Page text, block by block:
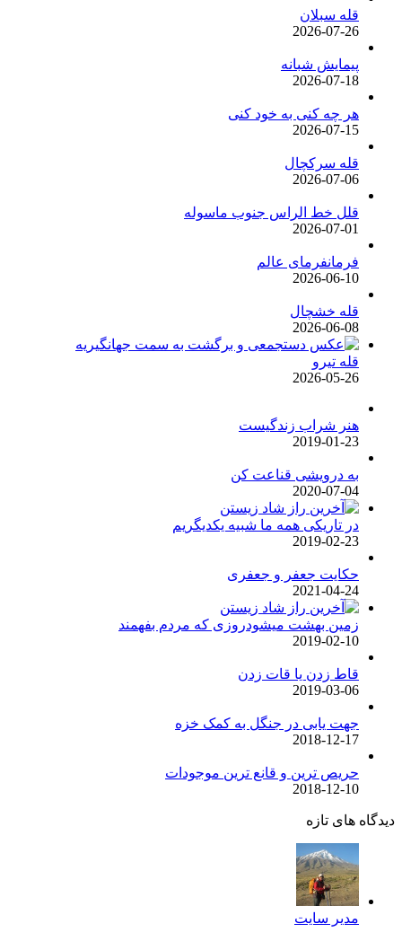
قله سبلان
2026-07-26
پیمایش شبانه
2026-07-18
هر چه کنی به خود کنی
2026-07-15
قله سرکچال
2026-07-06
قلل خط الراس جنوب ماسوله
2026-07-01
فرمانفرمای عالم
2026-06-10
قله خشچال
2026-06-08
قله تیرو
2026-05-26
هنر شراب زندگیست
2019-01-23
به درویشی قناعت کن
2020-07-04
در تاریکی همه ما شبیه یکدیگریم
2019-02-23
حکایت جعفر و جعفری
2021-04-24
زمین بهشت میشودروزی که مردم بفهمند
2019-02-10
قاط زدن یا قات زدن
2019-03-06
جهت یابی در جنگل به کمک خزه
2018-12-17
حریص ترین و قانع ترین موجودات
2018-12-10
دیدگاه های تازه
مدیر سایت